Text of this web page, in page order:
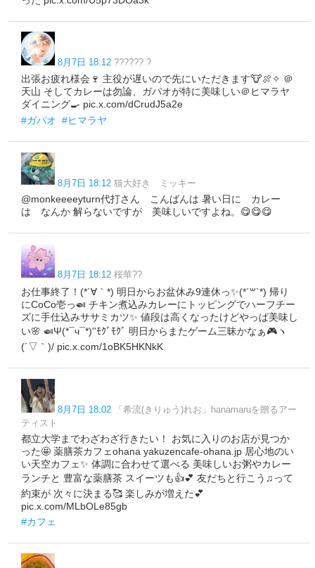
8月7日 18:12 ?????? ?
出張お疲れ様会🍷 主役が遅いので先にいただきます🐮🍖✧ ＠
天山 そしてカレーは勿論、ガパオが特に美味しい＠ヒマラヤ
ダイニング🍳 pic.x.com/dCrudJ5a2e
#ガパオ #ヒマラヤ
8月7日 18:12 猫大好き ミッキー
@monkeeeeyturn代打さん こんばんは 暑い日に カレー
は なんか 解らないですが 美味しいですよね。😋😋😋
8月7日 18:12 桜華??
お仕事終了！(*´∀｀*) 明日からお盆休み9連休っ✨(*´꒳`*) 帰り
にCoCo壱っ🍛 チキン煮込みカレーにトッピングでハーフチー
ズに手仕込みササミカツ✨ 値段は高くなったけどやっぱ美味し
い🌸 🍛Ψ(*¯ч¯*)''ﾓｸﾞﾓｸﾞ 明日からまたゲーム三昧かなぁ🎮ヽ
(´▽｀)/ pic.x.com/1oBK5HKNkK
8月7日 18:02
「希流(きりゅう)れお」hanamaruを贈るアー
ティスト
都立大学までわざわざ行きたい！ お気に入りのお店が見つか
った🤩 薬膳茶カフェohana yakuzencafe-ohana.jp 居心地のい
い天空カフェ✨ 体調に合わせて選べる 美味しいお粥やカレー
ランチと 豊富な薬膳茶 スイーツも👍💕 友だちと行こう♫って
約束が 次々に決まる🥰 楽しみが増えた💕
pic.x.com/MLbOLe85gb
#カフェ